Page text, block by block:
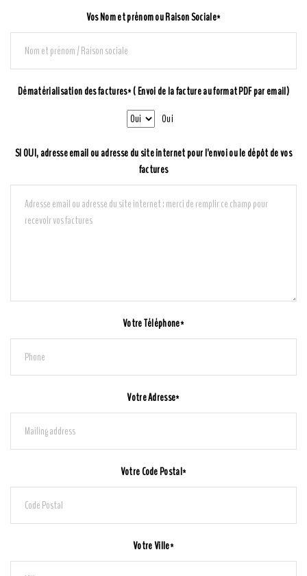
Vos Nom et prénom ou Raison Sociale*
Dématérialisation des factures* ( Envoi de la facture au format PDF par email)
Oui
SI OUI, adresse email ou adresse du site internet pour l'envoi ou le dépôt de vos
factures
Votre Téléphone*
Votre Adresse*
Votre Code Postal*
Votre Ville*